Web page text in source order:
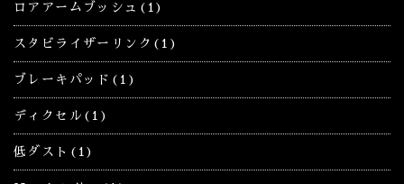
ロアアームブッシュ(1)
スタビライザーリンク(1)
ブレーキパッド(1)
ディクセル(1)
低ダスト(1)